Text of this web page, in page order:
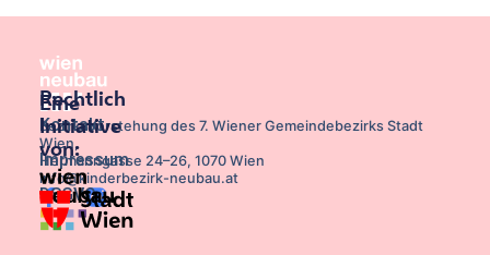
Bezirksvorstehung des 7. Wiener Gemeindebezirks Stadt
Wien,
Hermanngasse 24–26, 1070 Wien
info@kinderbezirk-neubau.at
Rechtlich
Kontakt
Impressum
DSGVO
Eine
Initiative
von: